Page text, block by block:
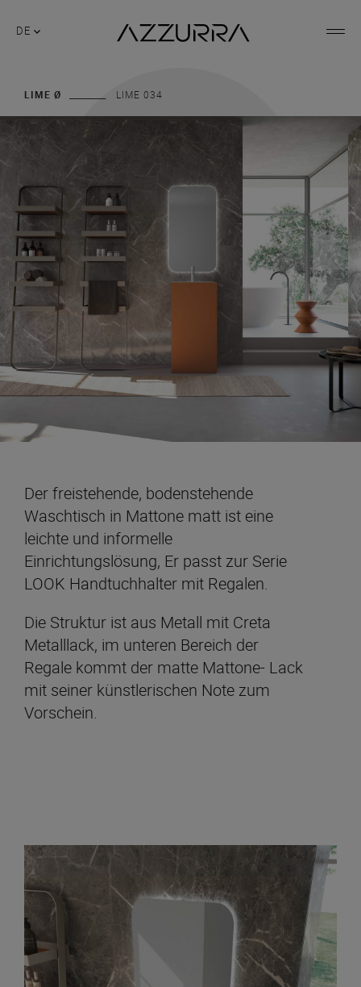
DE
LIME Ø LIME 034
Der freistehende, bodenstehende
Waschtisch in Mattone matt ist eine
leichte und informelle
Einrichtungslösung, Er passt zur Serie
LOOK Handtuchhalter mit Regalen.
Die Struktur ist aus Metall mit Creta
Metalllack, im unteren Bereich der
Regale kommt der matte Mattone- Lack
mit seiner künstlerischen Note zum
Vorschein.